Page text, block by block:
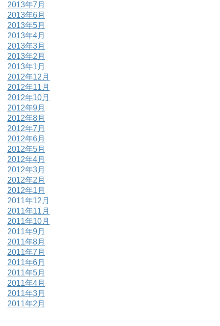
2013年7月
2013年6月
2013年5月
2013年4月
2013年3月
2013年2月
2013年1月
2012年12月
2012年11月
2012年10月
2012年9月
2012年8月
2012年7月
2012年6月
2012年5月
2012年4月
2012年3月
2012年2月
2012年1月
2011年12月
2011年11月
2011年10月
2011年9月
2011年8月
2011年7月
2011年6月
2011年5月
2011年4月
2011年3月
2011年2月